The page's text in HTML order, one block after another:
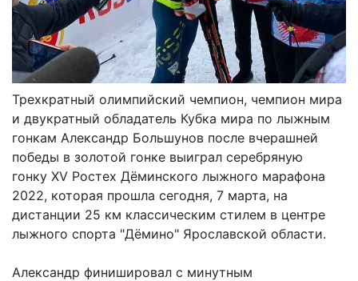
Трехкратный олимпийский чемпион, чемпион мира
и двукратный обладатель Кубка мира по лыжным
гонкам Александр Большунов после вчерашней
победы в золотой гонке выиграл серебряную
гонку XV Ростех Дёминского лыжного марафона
2022, которая прошла сегодня, 7 марта, на
дистанции 25 км классическим стилем в центре
лыжного спорта "Дёмино" Ярославской области.
Александр финишировал с минутным